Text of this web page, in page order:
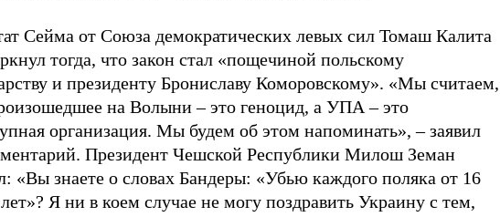
Сейма от Союза демократических левых сил Томаш Калита
тогда, что закон стал «пощечиной польскому
и президенту Брониславу Коморовскому». «Мы считаем,
на Волыни – это геноцид, а УПА – это
организация. Мы будем об этом напоминать», – заявил
Президент Чешской Республики Милош Земан
«Вы знаете о словах Бандеры: «Убью каждого поляка от 16
Я ни в коем случае не могу поздравить Украину с тем,